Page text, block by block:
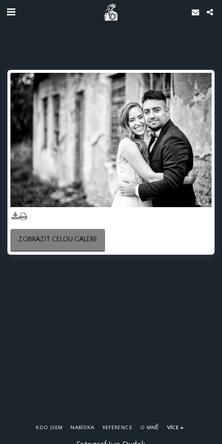
ZOBRAZIT CELOU GALERII
KDO JSEM NABÍDKA REFERENCE O MNĚ VÍCE